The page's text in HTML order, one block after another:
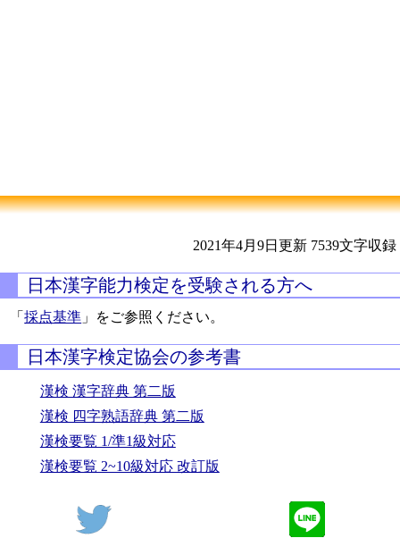
2021年4月9日更新 7539文字収録
日本漢字能力検定を受験される方へ
「採点基準 」をご参照ください。
日本漢字検定協会の参考書
漢検 漢字辞典 第二版
漢検 四字熟語辞典 第二版
漢検要覧 1/準1級対応
漢検要覧 2~10級対応 改訂版